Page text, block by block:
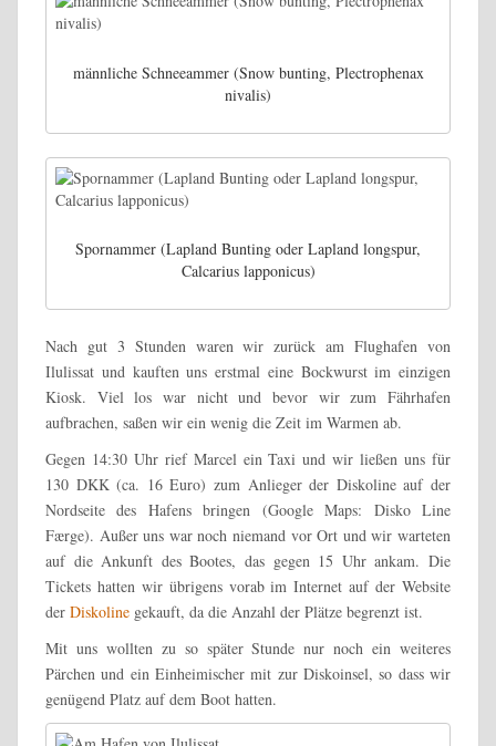
männliche Schneeammer (Snow bunting, Plectrophenax
nivalis)
Spornammer (Lapland Bunting oder Lapland longspur,
Calcarius lapponicus)
Nach gut 3 Stunden waren wir zurück am Flughafen von
Ilulissat und kauften uns erstmal eine Bockwurst im einzigen
Kiosk. Viel los war nicht und bevor wir zum Fährhafen
aufbrachen, saßen wir ein wenig die Zeit im Warmen ab.
Gegen 14:30 Uhr rief Marcel ein Taxi und wir ließen uns für
130 DKK (ca. 16 Euro) zum Anlieger der Diskoline auf der
Nordseite des Hafens bringen (Google Maps: Disko Line
Færge). Außer uns war noch niemand vor Ort und wir warteten
auf die Ankunft des Bootes, das gegen 15 Uhr ankam. Die
Tickets hatten wir übrigens vorab im Internet auf der Website
der Diskoline gekauft, da die Anzahl der Plätze begrenzt ist.
Mit uns wollten zu so später Stunde nur noch ein weiteres
Pärchen und ein Einheimischer mit zur Diskoinsel, so dass wir
genügend Platz auf dem Boot hatten.